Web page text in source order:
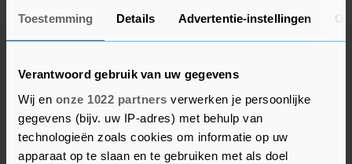
Toestemming Details Advertentie-instellingen
Verantwoord gebruik van uw gegevens
Wij en onze 1022 partners verwerken je persoonlijke
gegevens (bijv. uw IP-adres) met behulp van
technologieën zoals cookies om informatie op uw
apparaat op te slaan en te gebruiken met als doel